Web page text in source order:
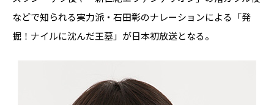
などで知られる実力派・石田彰のナレーションによる「発
掘！ナイルに沈んだ王墓」が日本初放送となる。